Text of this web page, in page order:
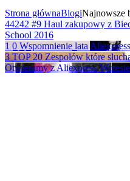
Strona głównaBlogiNajnowsze
44242 #9 Haul zakupowy z
School 2016
1 0 Wspomnienie lata
3TOP 20 Zespołów które
Otwieramy z Aliexpress